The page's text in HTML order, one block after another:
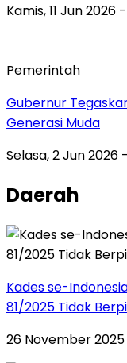
Kamis, 11 Jun 2026
Pemerintah
Gubernur
Generasi Muda
Selasa, 2 Jun 2026
Daerah
Kades se-
81/2025 Tidak
26 November 2025